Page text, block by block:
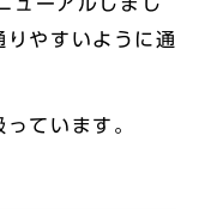
やすいように通
ています。